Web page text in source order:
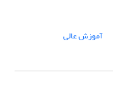
آموزش عالی